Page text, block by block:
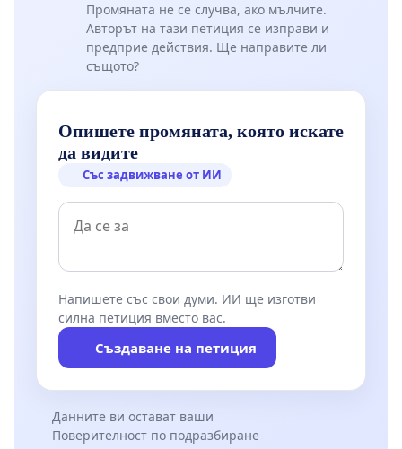
Промяната не се случва, ако мълчите.
Авторът на тази петиция се изправи и
предприе действия. Ще направите ли
същото?
Опишете промяната, която искате
да видите
Със задвижване от ИИ
Напишете със свои думи. ИИ ще изготви
силна петиция вместо вас.
Създаване на петиция
Данните ви остават ваши
Поверителност по подразбиране